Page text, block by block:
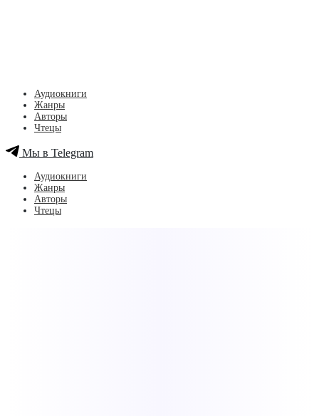
Аудиокниги
Жанры
Авторы
Чтецы
Мы в Telegram
Аудиокниги
Жанры
Авторы
Чтецы